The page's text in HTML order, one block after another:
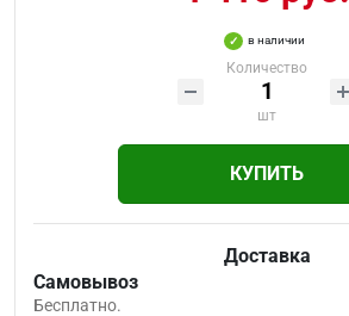
в наличии
Количество
шт
КУПИТЬ
Доставка
Самовывоз
Бесплатно.